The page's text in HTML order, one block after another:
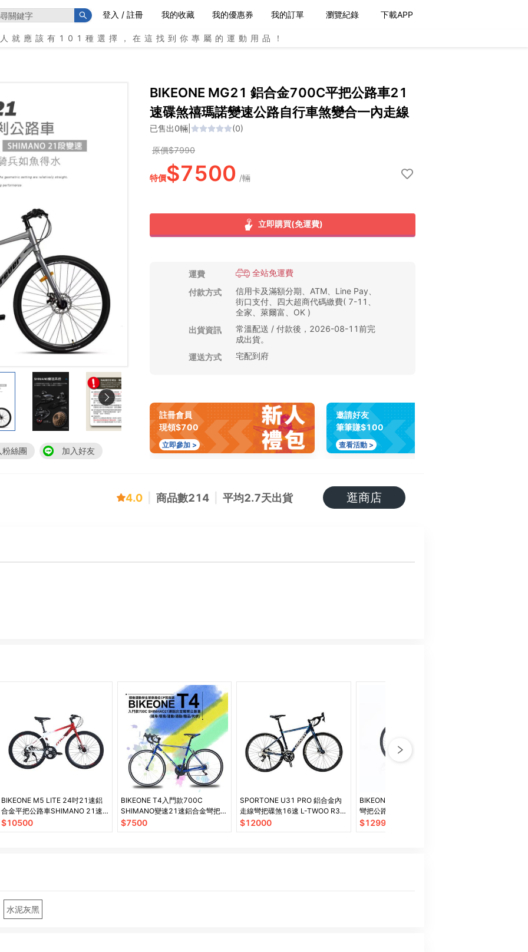
登入 / 註冊 我的收藏 我的優惠券 我的訂單 瀏覽紀錄 下載APP
就應該有101種選擇，在這找到你專屬的運動用品！
粉絲團 加入好友
BIKEONE MG21 鋁合金700C平把公路車21
速碟煞禧瑪諾變速公路自行車煞變合一內走線
已售出0輛 (0)
原價$7990
特價$7500 /輛
立即購買(免運費)
運費
全站免運費
付款方式
信用卡及滿額分期、ATM、Line Pay、
街口支付、四大超商代碼繳費( 7-11、
全家、萊爾富、OK )
出貨資訊
常溫配送 / 付款後，2026-08-11前完
成出貨。
運送方式
宅配到府
註冊會員
現領$700
立即參加 >
邀請好友
筆筆賺$100
查看活動 >
4.0 商品數214 平均2.7天出貨 逛商店
BIKEONE M5 LITE 24吋21速鋁
合金平把公路車SHIMANO 21速
煞變合一
$10500
BIKEONE T4入門款700C
SHIMANO變速21速鋁合金彎把公
路車都會運動學生單車
$7500
SPORTONE U31 PRO 鋁合金內
走線彎把碟煞16速 L-TWOO R3
甩把公路車煞變合一
$12000
BIKEONE M5 PLUS 14速 鋁合金
彎把公路車煞變合一搭載前後碟煞
專為青少年兒童公路車設計
$12990
水泥灰黑